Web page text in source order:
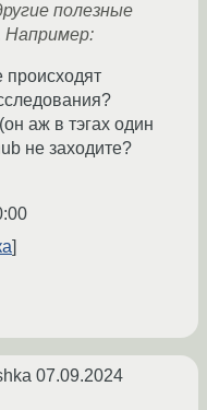
полезные
Например:
происходят
аж в тэгах один
не заходите?
07.09.2024